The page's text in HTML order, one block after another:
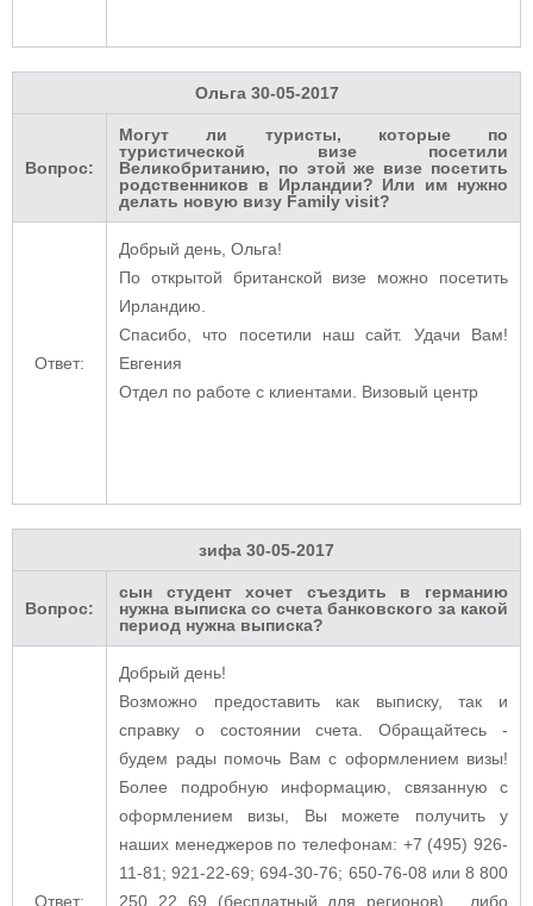
Ольга 30-05-2017
Вопрос:
Могут ли туристы, которые по
туристической визе посетили
Великобританию, по этой же визе посетить
родственников в Ирландии? Или им нужно
делать новую визу Family visit?
Ответ:
Добрый день, Ольга!
По открытой британской визе можно посетить
Ирландию.
Спасибо, что посетили наш сайт. Удачи Вам!
Евгения
Отдел по работе с клиентами. Визовый центр
зифа 30-05-2017
Вопрос:
сын студент хочет съездить в германию
нужна выписка со счета банковского за какой
период нужна выписка?
Ответ:
Добрый день!
Возможно предоставить как выписку, так и
справку о состоянии счета.Обращайтесь -
будем рады помочь Вам с оформлением визы!
Более подробную информацию, связанную с
оформлением визы, Вы можете получить у
наших менеджеров по телефонам: +7 (495) 926-
11-81; 921-22-69; 694-30-76; 650-76-08 или 8 800
250 22 69 (бесплатный для регионов) , либо